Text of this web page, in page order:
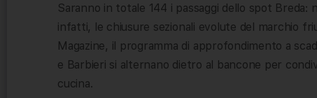
Saranno in totale 144 i passaggi dello spot
infatti, le chiusure sezionali evolute del marchio
Magazine, il programma di approfondimento a
e Barbieri si alternano dietro al bancone per
cucina.